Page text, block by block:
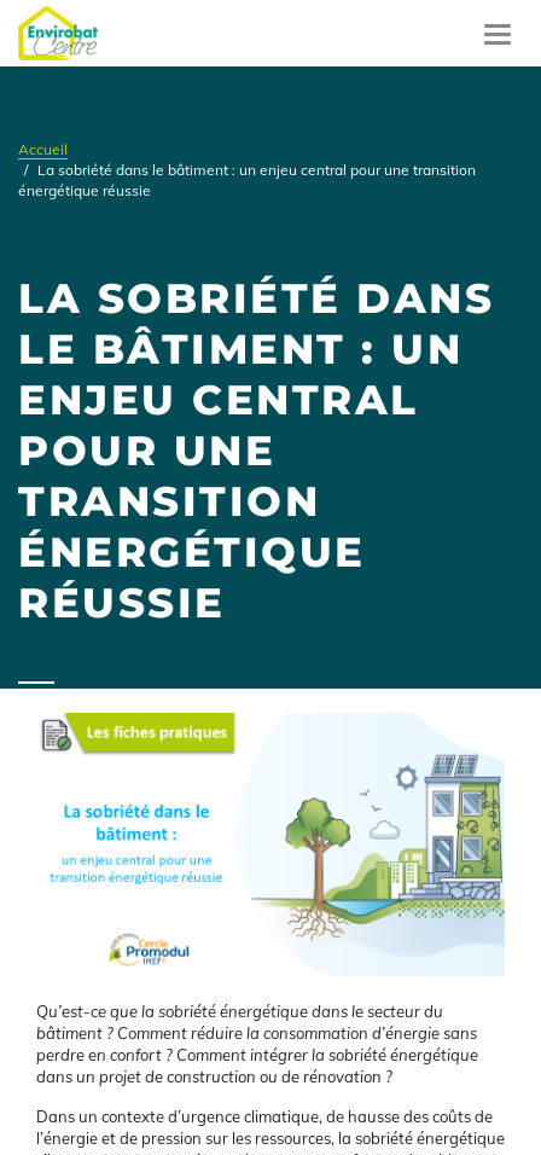
Aller
au
contenu
Accueil
La sobriété dans le bâtiment : un enjeu central pour une transition
énergétique réussie
LA SOBRIÉTÉ DANS
LE BÂTIMENT : UN
ENJEU CENTRAL
POUR UNE
TRANSITION
ÉNERGÉTIQUE
RÉUSSIE
Image
Qu’est-ce que la sobriété énergétique dans le secteur du
bâtiment ? Comment réduire la consommation d’énergie sans
perdre en confort ? Comment intégrer la sobriété énergétique
dans un projet de construction ou de rénovation ?
Dans un contexte d’urgence climatique, de hausse des coûts de
l’énergie et de pression sur les ressources, la sobriété énergétique